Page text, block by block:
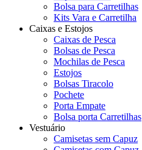
Bolsa para Carretilhas
Kits Vara e Carretilha
Caixas e Estojos
Caixas de Pesca
Bolsas de Pesca
Mochilas de Pesca
Estojos
Bolsas Tiracolo
Pochete
Porta Empate
Bolsa porta Carretilhas
Vestuário
Camisetas sem Capuz